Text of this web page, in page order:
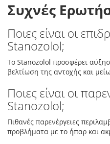
Συχνές
Ποιες είναι οι
Stanozolol;
Το Stanozolol προσφέρει
βελτίωση της αντοχής και
Ποιες είναι οι
Stanozolol;
Πιθανές παρενέργειες
προβλήματα με το ήπαρ και